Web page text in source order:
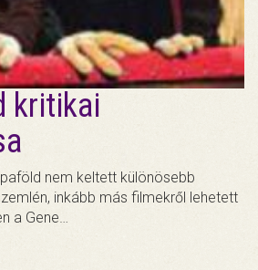
kritikai
nem keltett különösebb
inkább más filmekről lehetett
a Gene…